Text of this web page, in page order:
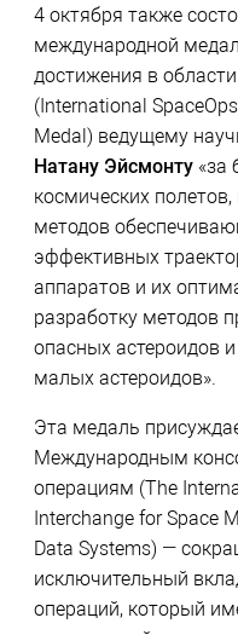
4 октября также
международной
достижения в
(International
Medal) ведущему
Натану Эйсмонту«за
космических
методов
эффективных
аппаратов и их
разработку методов
опасных астероидов
малых астероидов».
Эта медаль
Международным
операциям (The
Interchange for Space
Data Systems) —
исключительный
операций, который